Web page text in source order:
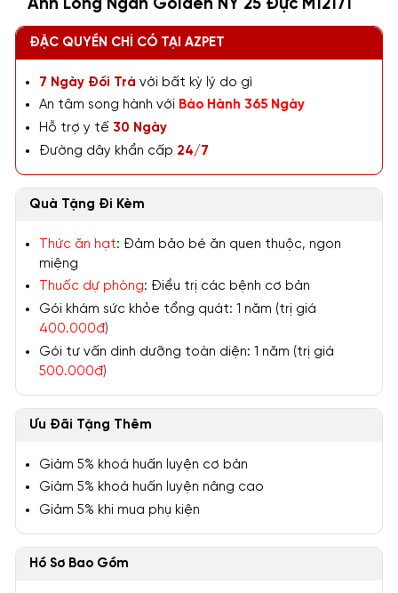
Anh Lông Ngắn Golden NY 25 Đực M12171
ĐẶC QUYỀN CHỈ CÓ TẠI AZPET
7 Ngày Đổi Trả với bất kỳ lý do gì
An tâm song hành với Bảo Hành 365 Ngày
Hỗ trợ y tế 30 Ngày
Đường dây khẩn cấp 24/7
Quà Tặng Đi Kèm
Thức ăn hạt: Đảm bảo bé ăn quen thuộc, ngon
miệng
Thuốc dự phòng: Điều trị các bệnh cơ bản
Gói khám sức khỏe tổng quát: 1 năm (trị giá
400.000đ)
Gói tư vấn dinh dưỡng toàn diện: 1 năm (trị giá
500.000đ)
Ưu Đãi Tặng Thêm
Giảm 5% khoá huấn luyện cơ bản
Giảm 5% khoá huấn luyện nâng cao
Giảm 5% khi mua phụ kiện
Hồ Sơ Bao Gồm